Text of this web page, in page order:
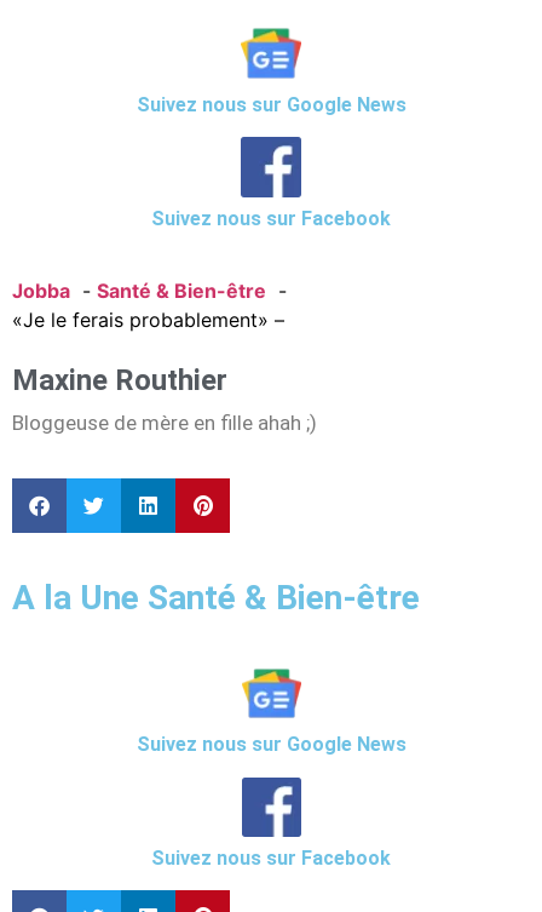
Suivez nous sur Google News
Suivez nous sur Facebook
Jobba
Santé & Bien-être
«Je le ferais probablement» –
Maxine Routhier
Bloggeuse de mère en fille ahah ;)
A la Une Santé & Bien-être
Suivez nous sur Google News
Suivez nous sur Facebook